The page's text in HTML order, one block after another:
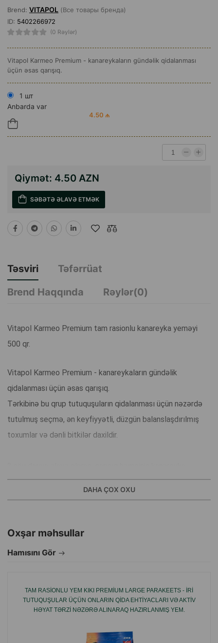
Brend: VITAPOL (Все товары бренда)
ID: 5402266972
(0 Rəylər)
Vitapol Karmeo Premium - kanareykaların gündəlik qidalanması
üçün əsas qarışıq.
1 шт
Anbarda var
4.50 ₼
Qiymət: 4.50 AZN
SƏBƏTƏ ƏLAVƏ ETMƏK
Təsviri
Təfərrüat
Brend Haqqında
Rəylər(0)
Vitapol Karmeo Premium tam rasionlu kanareyka yeməyi
500 qr.
Vitapol Karmeo Premium - kanareykaların gündəlik
qidalanması üçün əsas qarışıq.
Tərkibinə bu qrup tutuquşuların qidalanması üçün nəzərdə
tutulmuş seçmə, ən keyfiyyətli, düzgün balanslaşdırılmış
toxumlar və dənli bitkilər daxildir.
toxumları ehtiva edir ki, bu da udulur və tutuquşular üçün
dadlıdır.
parıltısı üçün faydalıdır.
İstehsalçı ölkə: Polşa.
DAHA ÇOX OXU
Oxşar məhsullar
Hamısını Gör
TAM RASIONLU YEM KIKI PREMIUM LARGE PARAKEETS - IRI
TUTUQUŞULAR ÜÇÜN ONLARIN QIDA EHTIYACLARI VƏ AKTIV
HƏYAT TƏRZI NƏZƏRƏ ALINARAQ HAZIRLANMIŞ YEM.